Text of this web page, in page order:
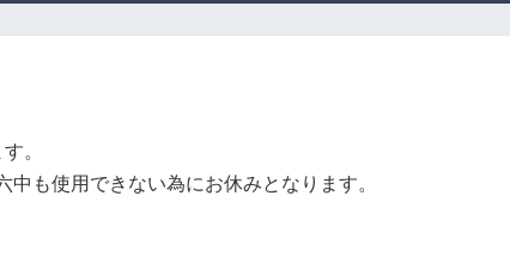
。
も使用できない為にお休みとなります。